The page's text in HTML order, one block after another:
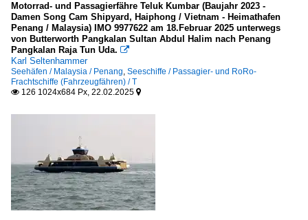
Motorrad- und Passagierfähre Teluk Kumbar (Baujahr 2023 -
Damen Song Cam Shipyard, Haiphong / Vietnam - Heimathafen
Penang / Malaysia) IMO 9977622 am 18.Februar 2025 unterwegs
von Butterworth Pangkalan Sultan Abdul Halim nach Penang
Pangkalan Raja Tun Uda. 
Karl Seltenhammer
Seehäfen / Malaysia / Penang, Seeschiffe / Passagier- und RoRo-
Frachtschiffe (Fahrzeugfähren) / T
 126 1024x684 Px, 22.02.2025 